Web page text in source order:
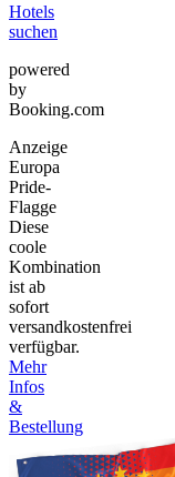
Hotels
suchen
powered
by
Booking.com
Anzeige
Europa
Pride-
Flagge
Diese
coole
Kombination
ist ab
sofort
versandkostenfrei
verfügbar.
Mehr
Infos
&
Bestellung